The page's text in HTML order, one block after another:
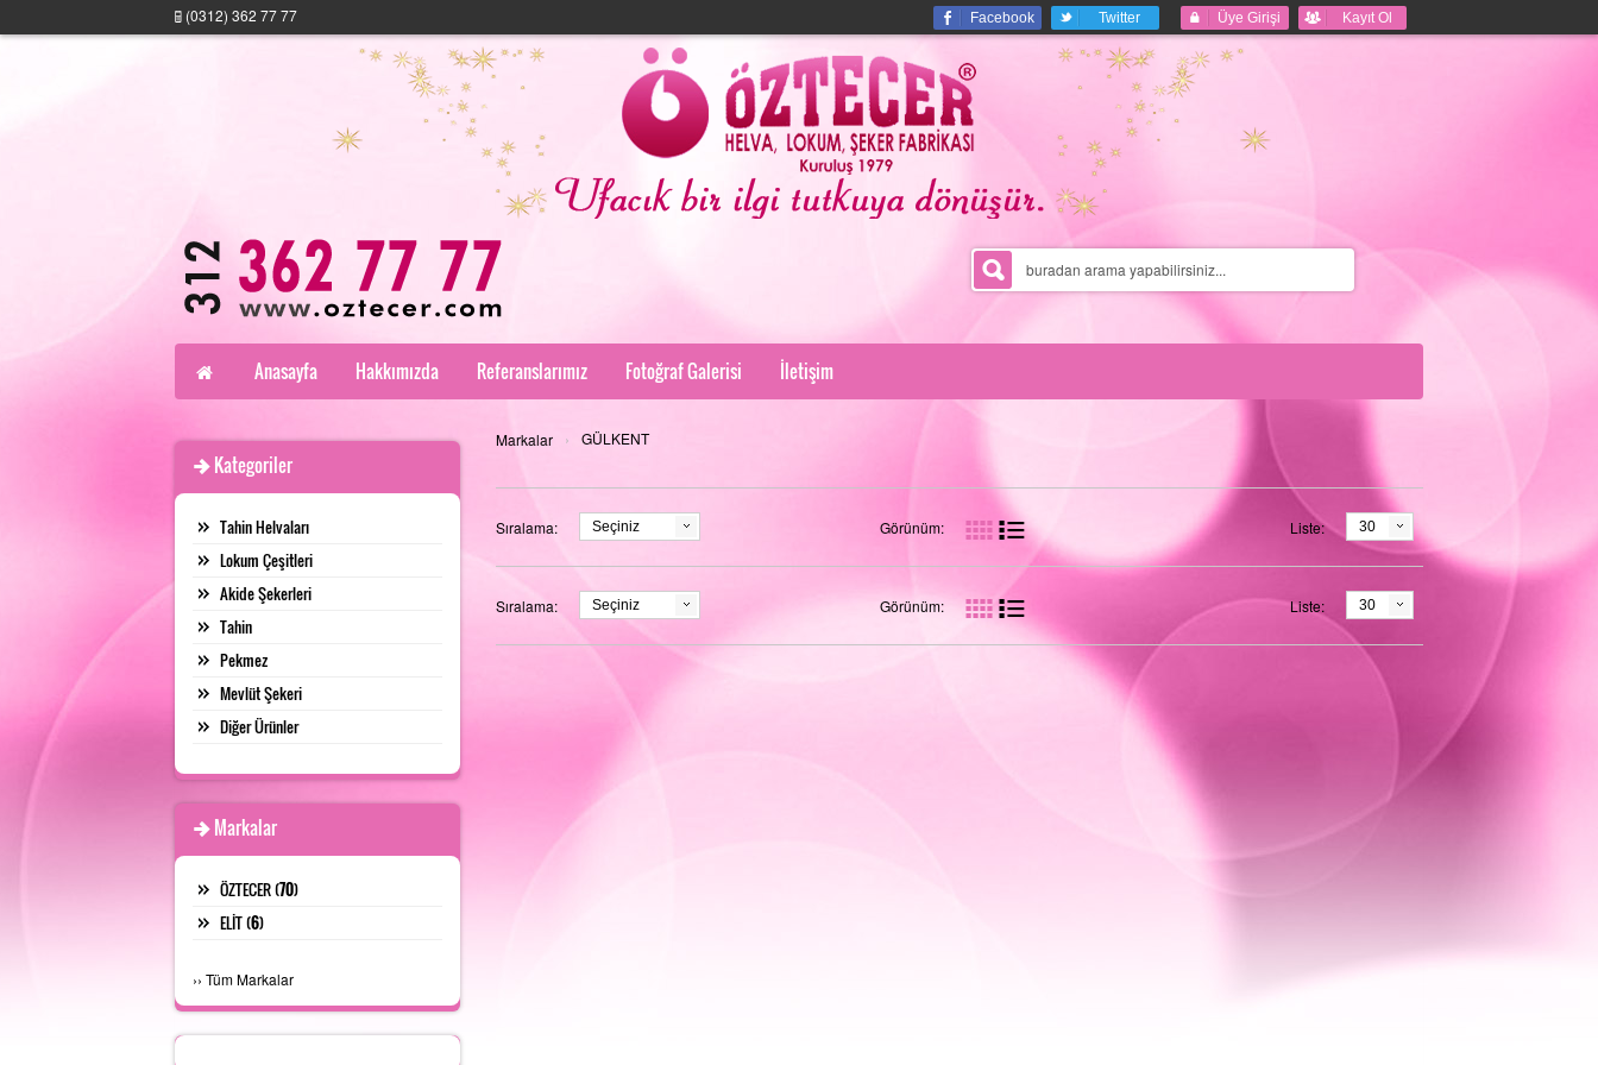
(0312) 362 77 77 Facebook Twitter Üye Girişi Kayıt Ol
Anasayfa Hakkımızda Referanslarımız Fotoğraf Galerisi İletişim
Markalar › GÜLKENT
Sıralama: Seçiniz Görünüm: Liste: 30
Sıralama: Seçiniz Görünüm: Liste: 30
Kategoriler
Tahin Helvaları
Lokum Çeşitleri
Akide Şekerleri
Tahin
Pekmez
Mevlüt Şekeri
Diğer Ürünler
Markalar
ÖZTECER (70)
ELİT (6)
›› Tüm Markalar